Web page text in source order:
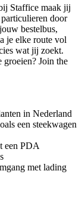
Staffice maak jij
door
bestelbus,
je elke route vol
wat jij zoekt.
groeien? Join the
in Nederland
een steekwagen
een PDA
met lading